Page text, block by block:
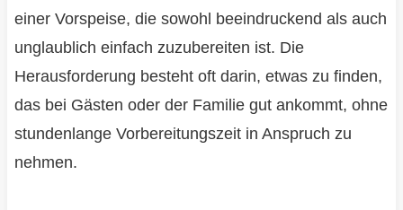
einer Vorspeise, die sowohl beeindruckend als auch
unglaublich einfach zuzubereiten ist. Die
Herausforderung besteht oft darin, etwas zu finden,
das bei Gästen oder der Familie gut ankommt, ohne
stundenlange Vorbereitungszeit in Anspruch zu
nehmen.